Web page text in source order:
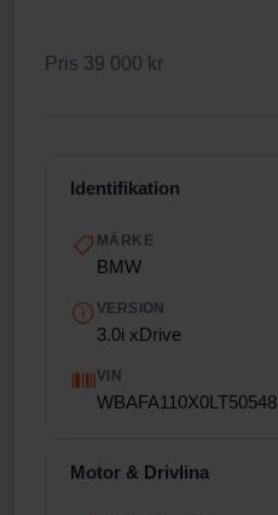
Pris 39 000 kr
Identifikation
MÄRKE
BMW
VERSION
3.0i xDrive
VIN
WBAFA110X0LT50548
Motor & Drivlina